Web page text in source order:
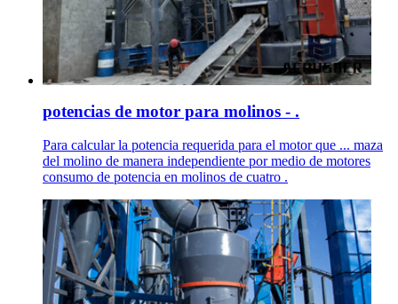
potencias de motor para molinos - .
Para calcular la potencia requerida para el motor que ... maza
del molino de manera independiente por medio de motores
consumo de potencia en molinos de cuatro .